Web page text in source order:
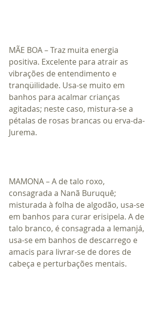
MÃE BOA – Traz muita energia
positiva. Excelente para atrair as
vibrações de entendimento e
tranqüilidade. Usa-se muito em
banhos para acalmar crianças
agitadas; neste caso, mistura-se a
pétalas de rosas brancas ou erva-da-
Jurema.
MAMONA – A de talo roxo,
consagrada a Nanã Buruquê;
misturada à folha de algodão, usa-se
em banhos para curar erisipela. A de
talo branco, é consagrada a Iemanjá,
usa-se em banhos de descarrego e
amacis para livrar-se de dores de
cabeça e perturbações mentais.